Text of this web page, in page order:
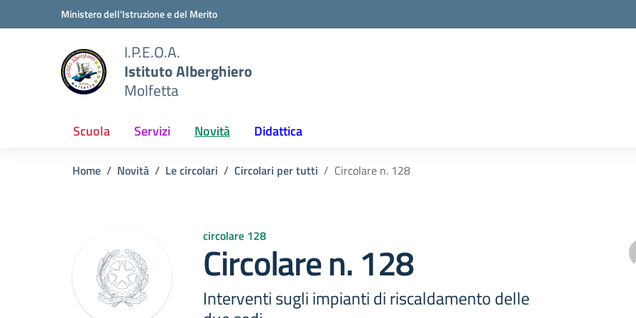
Vai ai contenuti
Vai al menu di navigazioneMinistero dell'Istruzione e del Merito
I.P.E.O.A.
Istituto Alberghiero
Molfetta
Scuola Servizi Novità Didattica
Home Novità Le circolari Circolari per tutti Circolare n. 128
circolare 128
Circolare n. 128
Interventi sugli impianti di riscaldamento delle